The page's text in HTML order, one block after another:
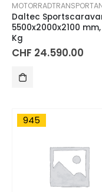
Daltec
5500x2000x2100
Kg
CHF 24.590.00
945